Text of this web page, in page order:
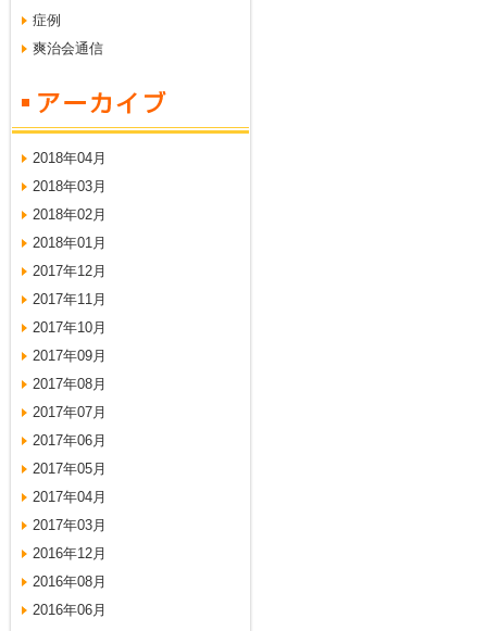
症例
爽治会通信
2018年04月
2018年03月
2018年02月
2018年01月
2017年12月
2017年11月
2017年10月
2017年09月
2017年08月
2017年07月
2017年06月
2017年05月
2017年04月
2017年03月
2016年12月
2016年08月
2016年06月